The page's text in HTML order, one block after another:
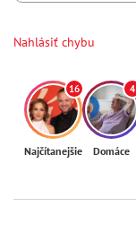
Nahlásiť chybu
16
Najčítanejšie
4
Domáce